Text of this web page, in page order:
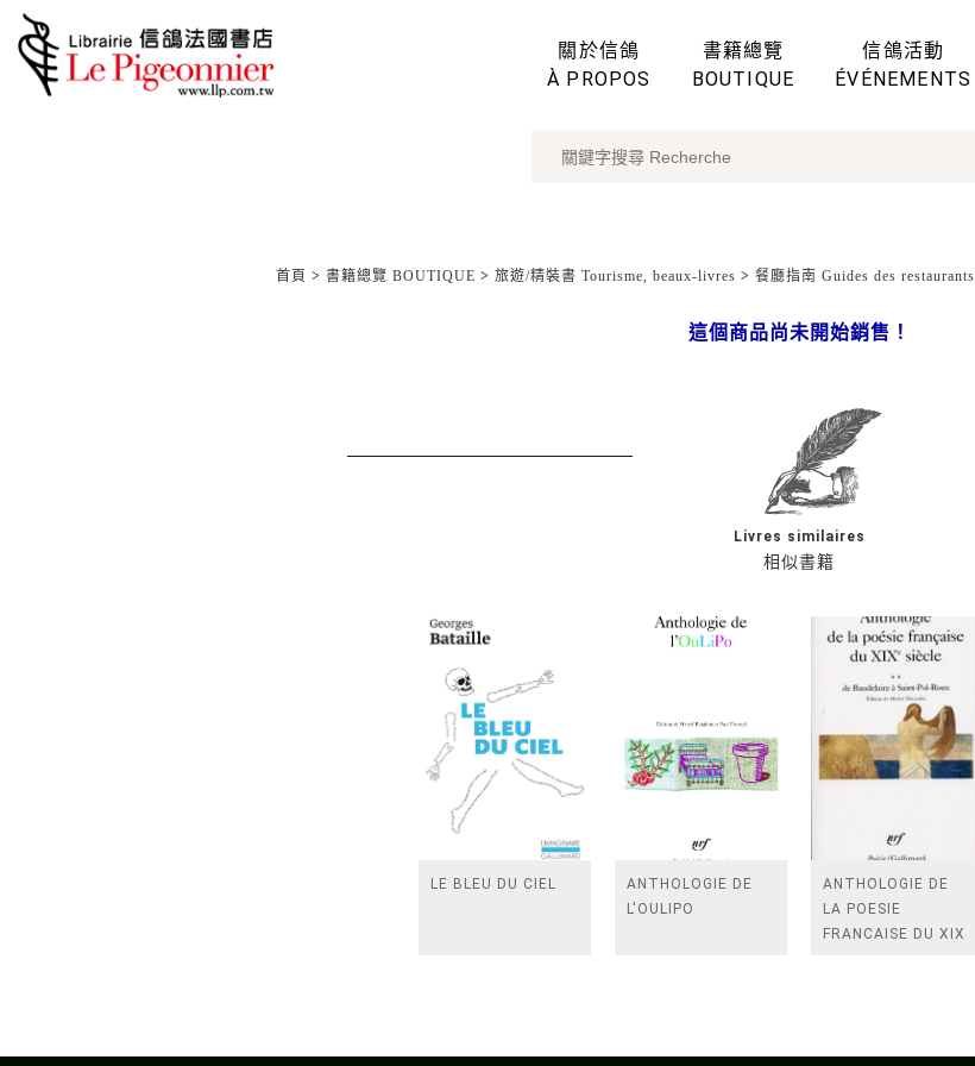
關於信鴿
À PROPOS
書籍總覽
BOUTIQUE
信鴿活動
ÉVÉNEMENTS
首頁 > 書籍總覽 BOUTIQUE > 旅遊/精裝書 Tourisme, beaux-livres > 餐廳指南 Guides des restaurants
這個商品尚未開始銷售！
相似書籍
Livres similaires
LE BLEU DU CIEL
ANTHOLOGIE DE
L'OULIPO
ANTHOLOGIE DE
LA POESIE
FRANCAISE DU XIX